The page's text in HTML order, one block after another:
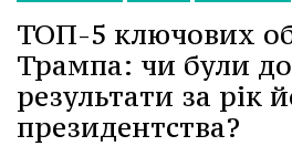
ТОП-5 ключових
Трампа: чи були
результати за рік
президентства?